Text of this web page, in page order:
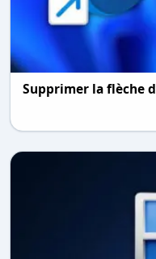
Supprimer la flèche